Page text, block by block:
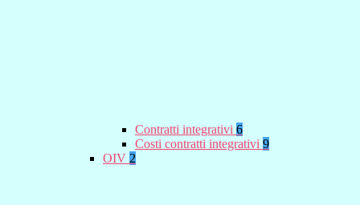
Contratti integrativi 6
Costi contratti integrativi 9
OIV 2